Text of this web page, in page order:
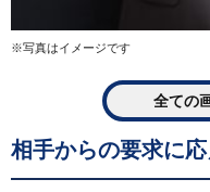
※写真はイメージです
全ての
相手からの要求に